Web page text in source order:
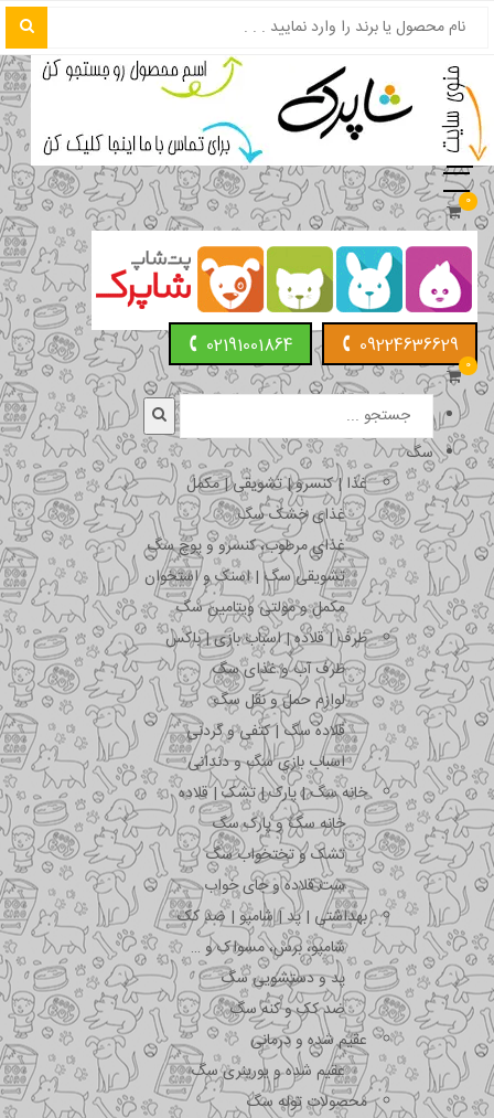
0
09224636629
02191001864
0
سگ
غذا | کنسرو | تشویقی | مکمل
غذای خشک سگ
غذای مرطوب، کنسرو و پوچ سگ
تشویقی سگ | اسنک و استخوان
مکمل و مولتی ویتامین سگ
ظرف | قلاده | اسباب بازی | باکس
ظرف آب و غذای سگ
لوازم حمل و نقل سگ
قلاده سگ | کتفی و گردنی
اسباب بازی سگ و دندانی
خانه سگ | پارک | تشک | قلاده
خانه سگ و پارک سگ
تشک و تختخواب سگ
ست قلاده و جای خواب
بهداشتی | پد | شامپو | ضد کک
شامپو، برس، مسواک و …
پد و دستشویی سگ
ضد کک و کنه سگ
عقیم شده و درمانی
عقیم شده و یورینری سگ
محصولات توله سگ